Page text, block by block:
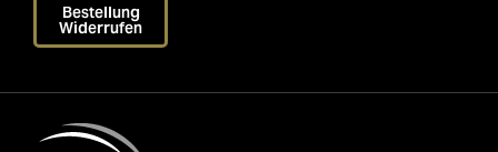
Bestellung
Widerrufen